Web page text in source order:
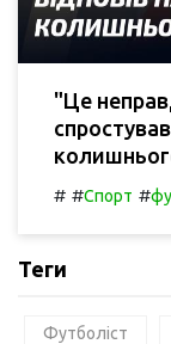
"Це
# #Спорт #
Теги
Футболіст